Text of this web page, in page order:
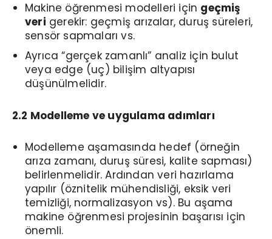
Makine öğrenmesi modelleri için geçmiş
veri gerekir: geçmiş arızalar, duruş süreleri,
sensör sapmaları vs.
Ayrıca “gerçek zamanlı” analiz için bulut
veya edge (uç) bilişim altyapısı
düşünülmelidir.
2.2 Modelleme ve uygulama adımları
Modelleme aşamasında hedef (örneğin
arıza zamanı, duruş süresi, kalite sapması)
belirlenmelidir. Ardından veri hazırlama
yapılır (öznitelik mühendisliği, eksik veri
temizliği, normalizasyon vs). Bu aşama
makine öğrenmesi projesinin başarısı için
önemli.